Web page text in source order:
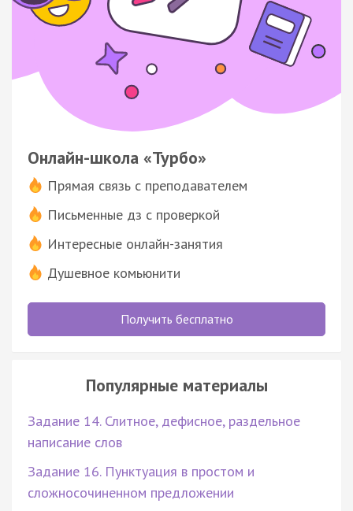
Онлайн-школа «Турбо»
Прямая связь с преподавателем
Письменные дз с проверкой
Интересные онлайн-занятия
Душевное комьюнити
Получить бесплатно
Популярные материалы
Задание 14. Слитное, дефисное, раздельное
написание слов
Задание 16. Пунктуация в простом и
сложносочиненном предложении